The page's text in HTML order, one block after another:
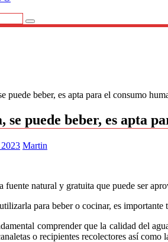
puede beber, es apta para el consumo
se puede beber, es apta
Martin
fuente natural y gratuita que puede ser
para beber o cocinar, es
comprender que la calidad del
o recipientes recolectores así como